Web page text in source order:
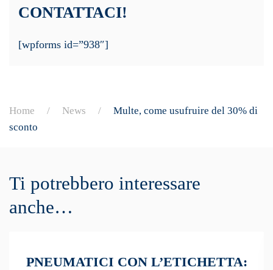
CONTATTACI!
[wpforms id=”938″]
Home News
Multe, come usufruire del 30% di
sconto
Ti potrebbero interessare
anche…
PNEUMATICI CON L’ETICHETTA: